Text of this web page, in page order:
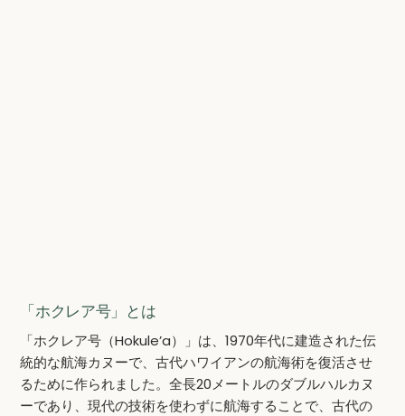
「ホクレア号」とは
「ホクレア号（Hokule’a）」は、1970年代に建造された伝
統的な航海カヌーで、古代ハワイアンの航海術を復活させ
るために作られました。全長20メートルのダブルハルカヌ
ーであり、現代の技術を使わずに航海することで、古代の